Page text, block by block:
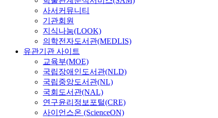
사서커뮤니티
기관회원
지식나눔(LOOK)
의학전자도서관(MEDLIS)
유관기관 사이트
교육부(MOE)
국립장애인도서관(NLD)
국립중앙도서관(NL)
국회도서관(NAL)
연구윤리정보포털(CRE)
사이언스온 (ScienceON)